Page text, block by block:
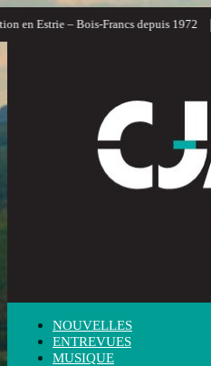
Estrie – Bois-Francs depuis 1972 |
NOUVELLES
ENTREVUES
MUSIQUE